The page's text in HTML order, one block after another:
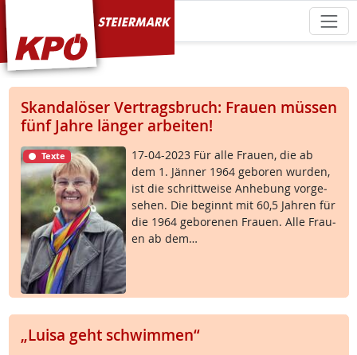
KPÖ Steiermark
Skandalöser Vertragsbruch: Frauen müssen
fünf Jahre länger arbeiten!
Texte
17-04-2023 Für al­le Frau­en, die ab
dem 1. Jän­ner 1964 ge­bo­ren wur­den,
ist die schritt­wei­se An­he­bung vor­ge­
se­hen. Die be­ginnt mit 60,5 Jah­ren für
die 1964 ge­bo­re­nen Frau­en. Al­le Frau­
en ab dem…
„Luisa geht schwimmen“